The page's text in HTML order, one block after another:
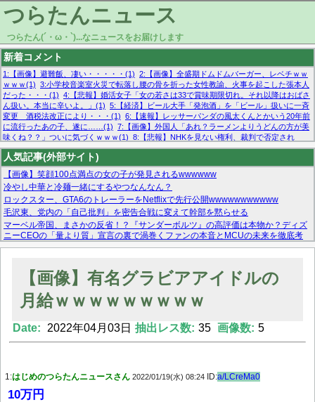
つらたんニュース
つらたん(´・ω・`)...なニュースをお届けします
新着コメント
1:【画像】避難飯、凄い・・・・・(1) 2:【画像】全盛期ドムドムバーガー、レベチｗｗ
ｗｗｗ(1) 3:小学校音楽室火災で転落し腰の骨を折った女性教諭、火事を起こした張本人
だった・・・(1) 4:【悲報】婚活女子「女の若さは33で賞味期限切れ。それ以降はおばさ
ん扱い。本当に辛いよ。」(1) 5:【経済】ビール大手「発泡酒」を「ビール」扱いに一斉
変更 酒税法改正により・・・(1) 6:【速報】レッサーパンダの風太くんとかいう20年前
に流行ったあの子、遂に……(1) 7:【画像】外国人「あれ？ラーメンよりうどんの方が美
味くね？？」ついに気づくｗｗｗ(1) 8:【悲報】NHKを見ない権利、裁判で否定され
る・・・(1) 9:欧州委員長「原発縮小は間違いでした」(1) 10:【悲報】日本企業の人手不
足、限界突破 52%「正社員も足りてません…」(1)
人気記事(外部サイト)
【画像】笑顔100点満点の女の子が発見されるwwwwww
冷やし中華と冷麺一緒にするやつなんなん？
ロックスター、GTA6のトレーラーをNetflixで先行公開wwwwwwwwwww
毛沢東、党内の「自己批判」を密告合戦に変えて幹部を黙らせる
マーベル帝国、まさかの反省！？『サンダーボルツ』の高評価は本物か？ディズ
ニーCEOの「量より質」宣言の裏で渦巻くファンの本音とMCUの未来を徹底考
察！
【画像あり】FacebookとかTwitterで拾ったエロ画像貼ってくよ
【画像】有名グラビアアイドルの
月給ｗｗｗｗｗｗｗｗｗ
Date: 2022年04月03日 抽出レス数: 35 画像数: 5
1:はじめのつらたんニュースさん 2022/01/19(水) 08:24 ID:a/LCreMa0
10万円